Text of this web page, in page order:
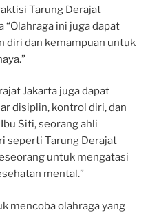
Tarung Derajat
“Olahraga ini juga dapat
diri dan kemampuan untuk
Jakarta juga dapat
disiplin, kontrol diri, dan
Siti, seorang ahli
seperti Tarung Derajat
untuk mengatasi
mental.”
mencoba olahraga yang